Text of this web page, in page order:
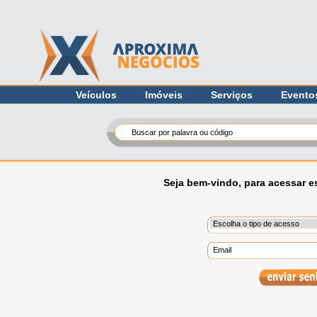
Veículos Imóveis Serviços
Seja bem-vindo, para acessar